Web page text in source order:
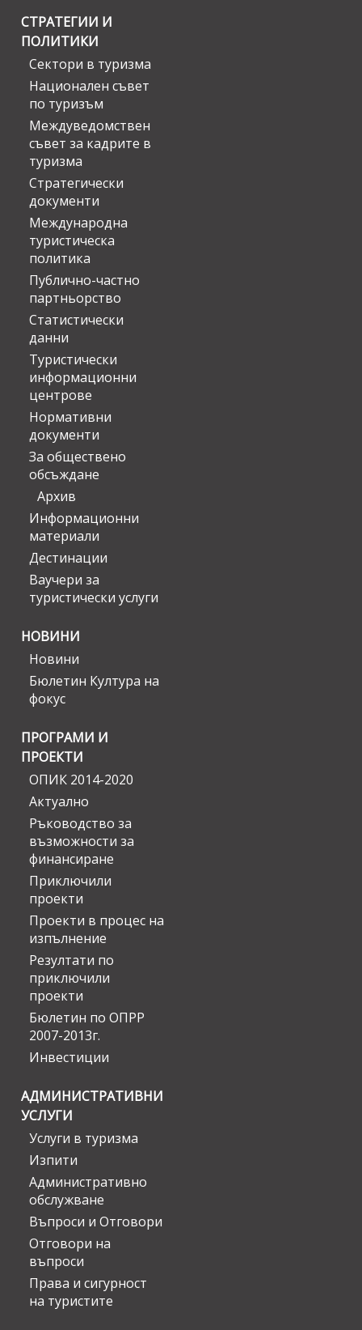
СТРАТЕГИИ И
ПОЛИТИКИ
Сектори в туризма
Национален съвет
по туризъм
Междуведомствен
съвет за кадрите в
туризма
Стратегически
документи
Международна
туристическа
политика
Публично-частно
партньорство
Статистически
данни
Туристически
информационни
центрове
Нормативни
документи
За обществено
обсъждане
Архив
Информационни
материали
Дестинации
Ваучери за
туристически услуги
НОВИНИ
Новини
Бюлетин Култура на
фокус
ПРОГРАМИ И
ПРОЕКТИ
ОПИК 2014-2020
Актуално
Ръководство за
възможности за
финансиране
Приключили
проекти
Проекти в процес на
изпълнение
Резултати по
приключили
проекти
Бюлетин по ОПРР
2007-2013г.
Инвестиции
АДМИНИСТРАТИВНИ
УСЛУГИ
Услуги в туризма
Изпити
Административно
обслужване
Въпроси и Отговори
Отговори на
въпроси
Права и сигурност
на туристите